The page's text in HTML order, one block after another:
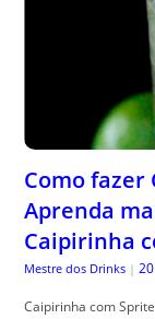
Como fazer
Aprenda
Caipirinha
Mestre dos Drinks |
Caipirinha com